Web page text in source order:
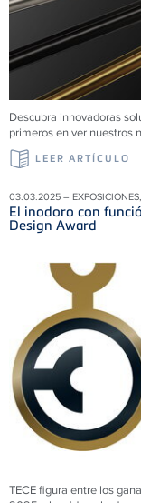
Descubra innovadoras
primeros en ver nuestros
LEER ARTÍCULO
03.03.2025 –
El inodoro con
Design Award
TECE figura entre los